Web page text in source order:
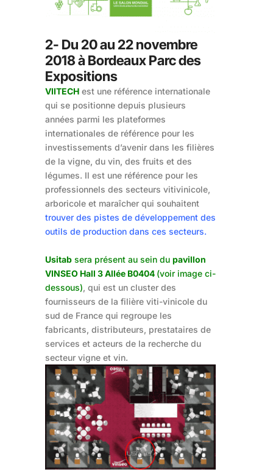
2- Du 20 au 22 novembre
2018 à Bordeaux Parc des
Expositions
VIITECH est une référence internationale
qui se positionne depuis plusieurs
années parmi les plateformes
internationales de référence pour les
investissements d’avenir dans les filières
de la vigne, du vin, des fruits et des
légumes. Il est une référence pour les
professionnels des secteurs vitivinicole,
arboricole et maraîcher qui souhaitent
trouver des pistes de développement des
outils de production dans ces secteurs.
Usitab sera présent au sein du pavillon
VINSEO Hall 3 Allée B0404 (voir image ci-
dessous), qui est un cluster des
fournisseurs de la filière viti-vinicole du
sud de France qui regroupe les
fabricants, distributeurs, prestataires de
services et acteurs de la recherche du
secteur vigne et vin.